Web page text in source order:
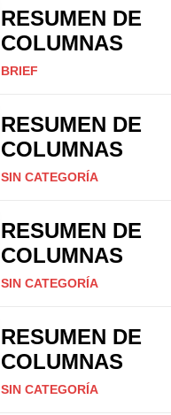
RESUMEN DE
COLUMNAS
BRIEF
RESUMEN DE
COLUMNAS
SIN CATEGORÍA
RESUMEN DE
COLUMNAS
SIN CATEGORÍA
RESUMEN DE
COLUMNAS
SIN CATEGORÍA